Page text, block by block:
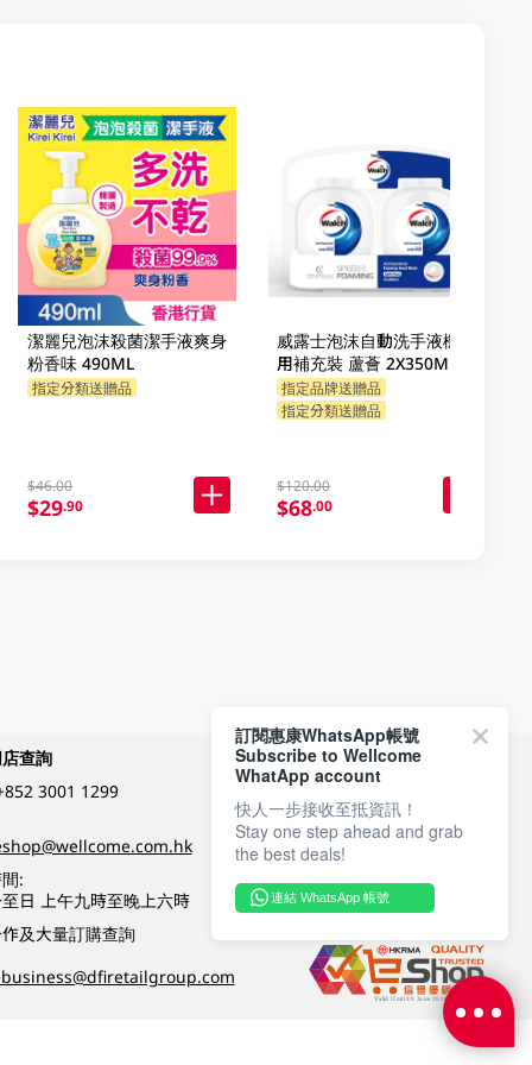
潔麗兒泡沫殺菌潔手液爽身
粉香味 490ML
指定分類送贈品
$46.00
$29.90
威露士泡沫自動洗手液機專
用補充裝 蘆薈 2X350ML
指定品牌送贈品
指定分類送贈品
$120.00
$68.00
查詢
3001 1299
:
日 上午九時至晚上六時
及大量訂購查詢
付款方式
關注我們
訂閱惠康WhatsApp帳號
Subscribe to Wellcome
WhatApp account
快人一步接收至抵資訊！
Stay one step ahead and grab
the best deals!
連結 WhatsApp 帳號